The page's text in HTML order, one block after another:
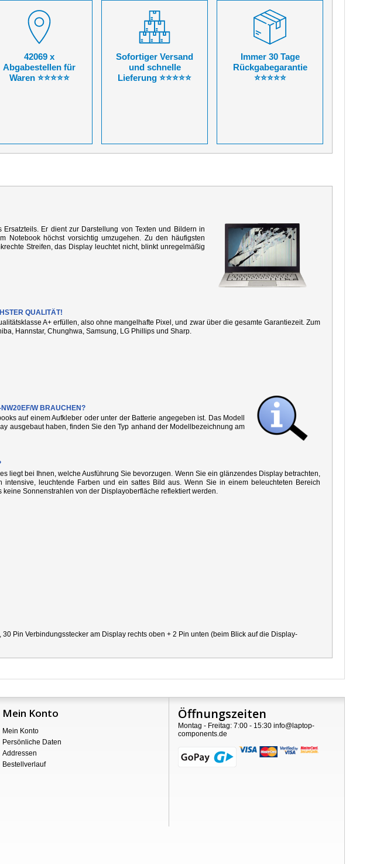
42069 x
Abgabestellen für
Waren ⭐⭐⭐⭐⭐
Sofortiger Versand
und schnelle
Lieferung ⭐⭐⭐⭐⭐
Immer 30 Tage
Rückgabegarantie
⭐⭐⭐⭐⭐
Er dient zur Darstellung von Texten und Bildern in
Notebook höchst vorsichtig umzugehen. Zu den häufigsten
Streifen, das Display leuchtet nicht, blinkt unregelmäßig
QUALITÄT!
A+ erfüllen, also ohne mangelhafte Pixel, und zwar über die gesamte Garantiezeit. Zum
Hannstar, Chunghwa, Samsung, LG Phillips und Sharp.
W BRAUCHEN?
auf einem Aufkleber oder unter der Batterie angegeben ist. Das Modell
ausgebaut haben, finden Sie den Typ anhand der Modellbezeichnung am
liegt bei Ihnen, welche Ausführung Sie bevorzugen. Wenn Sie ein glänzendes Display betrachten,
leuchtende Farben und ein sattes Bild aus. Wenn Sie in einem beleuchteten Bereich
Sonnenstrahlen von der Displayoberfläche reflektiert werden.
Pin Verbindungsstecker am Display rechts oben + 2 Pin unten (beim Blick auf die Display-
Mein Konto
Mein Konto
Persönliche Daten
Addressen
Bestellverlauf
Öffnungszeiten
Montag - Freitag: 7:00 - 15:30 info@laptop-
components.de